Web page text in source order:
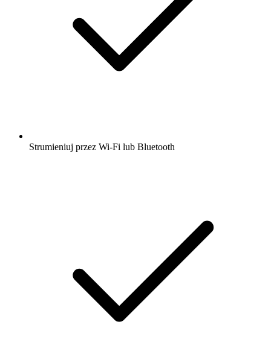
Strumieniuj przez Wi-Fi lub Bluetooth